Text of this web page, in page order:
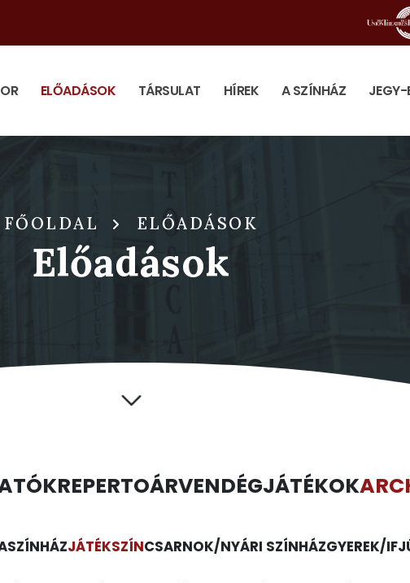
ELŐADÁSOK TÁRSULAT HÍREK A SZÍNHÁZ JEGY-
FŐOLDAL ELŐADÁSOK
Előadások
REPERTOÁRVENDÉGJÁTÉKOK
JÁTÉKSZÍNCSARNOK/NYÁRI SZÍNHÁZGYEREK/